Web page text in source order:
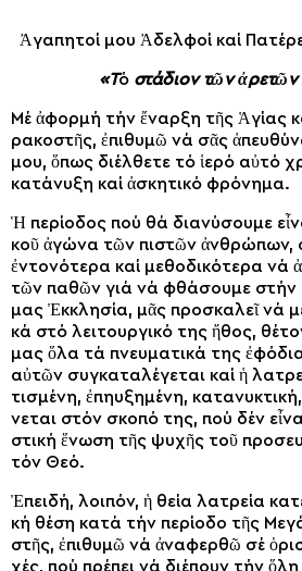
Ἀ­γα­πη­τοί μου Ἀ­δελ­φοί καί
«Τό στά­διον τῶν ἀ­ρε­τῶν
Μέ ἀ­φορ­μή τήν ἔ­ναρ­ξη τῆς Ἁ­γί­ας
ρα­κο­στῆς, ἐ­πι­θυ­μῶ νά σᾶς
μου, ὅ­πως δι­έλ­θε­τε τό ἱ­ε­ρό αὐ­τό
κα­τά­νυ­ξη καί ἀ­σκη­τι­κό φρό­νη­μα.
Ἡ πε­ρί­ο­δος πού θά δι­α­νύ­σου­με
κοῦ ἀγώ­να τῶν πι­στῶν ἀν­θρώ­πων,
ἐν­το­νό­τε­ρα καί με­θο­δι­κό­τε­ρα νά
τῶν πα­θῶν γιά νά φθά­σου­με στήν
μας Ἐκ­κλη­σί­α, μᾶς προ­σκα­λεῖ νά
κά στό λει­τουρ­γι­κό της ἤ­θος,
μας ὅ­λα τά πνευ­μα­τι­κά της
αὐ­τῶν συγ­κα­τα­λέ­γε­ται καί ἡ
τι­σμέ­νη, ἐπηυ­ξη­μέ­νη,
νε­ται στόν σκο­πό της, πού δέν
στι­κή ἕ­νω­ση τῆς ψυ­χῆς τοῦ
τόν Θε­ό.
Ἐ­πει­δή, λοι­πόν, ἡ θεί­α λα­τρεί­α
κή θέ­ση κα­τά τήν πε­ρί­ο­δο τῆς
στῆς, ἐ­πι­θυ­μῶ νά ἀ­να­φερ­θῶ σέ
χές, πού πρέ­πει νά δι­έ­πουν τήν